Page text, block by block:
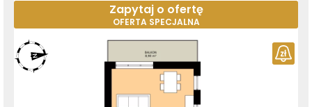
Zapytaj o ofertę
OFERTA SPECJALNA